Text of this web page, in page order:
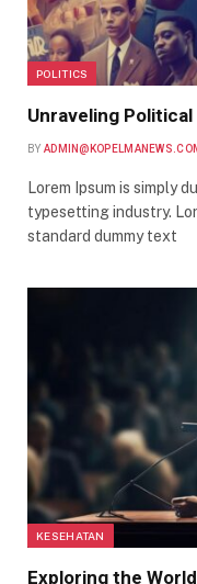
POLITICS
Unraveling
BY
Lorem Ipsum is simply
typesetting industry.
standard dummy text
KESEHATAN
Exploring the